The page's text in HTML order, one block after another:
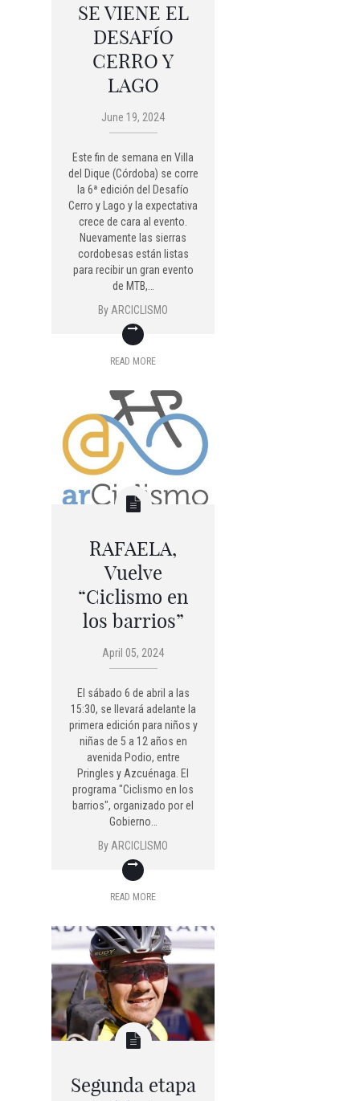
SE VIENE EL
DESAFÍO
CERRO Y
LAGO
June 19, 2024
Este fin de semana en Villa
del Dique (Córdoba) se corre
la 6ª edición del Desafío
Cerro y Lago y la expectativa
crece de cara al evento.
Nuevamente las sierras
cordobesas están listas
para recibir un gran evento
de MTB,…
By ARCICLISMO
READ MORE
RAFAELA,
Vuelve
“Ciclismo en
los barrios”
April 05, 2024
El sábado 6 de abril a las
15:30, se llevará adelante la
primera edición para niños y
niñas de 5 a 12 años en
avenida Podio, entre
Pringles y Azcuénaga. El
programa "Ciclismo en los
barrios", organizado por el
Gobierno…
ByARCICLISMO
READ MORE
Segunda etapa